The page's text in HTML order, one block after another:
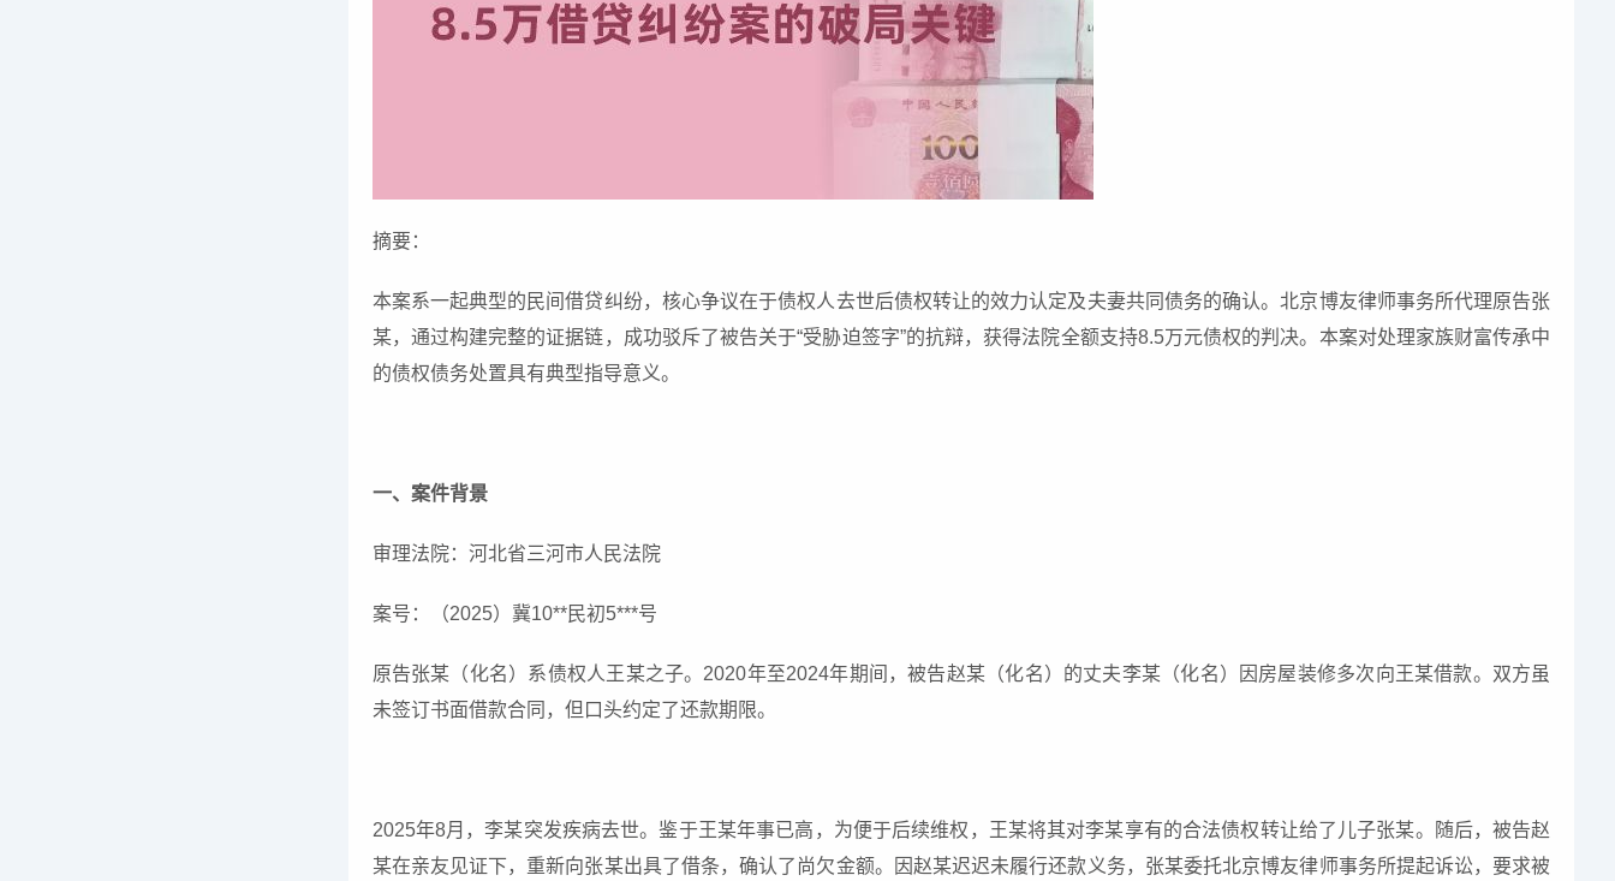
摘要：
本案系一起典型的民间借贷纠纷，核心争议在于债权人去世后债权转让的效力认定及夫妻共同债务的确认。北京博友律师事务所代理原告张
某，通过构建完整的证据链，成功驳斥了被告关于“受胁迫签字”的抗辩，获得法院全额支持8.5万元债权的判决。本案对处理家族财富传承中
的债权债务处置具有典型指导意义。
一、案件背景
审理法院：河北省三河市人民法院
案号：（2025）冀10**民初5***号
原告张某（化名）系债权人王某之子。2020年至2024年期间，被告赵某（化名）的丈夫李某（化名）因房屋装修多次向王某借款。双方虽
未签订书面借款合同，但口头约定了还款期限。
2025年8月，李某突发疾病去世。鉴于王某年事已高，为便于后续维权，王某将其对李某享有的合法债权转让给了儿子张某。随后，被告赵
某在亲友见证下，重新向张某出具了借条，确认了尚欠金额。因赵某迟迟未履行还款义务，张某委托北京博友律师事务所提起诉讼，要求被